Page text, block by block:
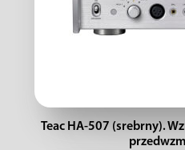
Teac HA-507 (srebrny).